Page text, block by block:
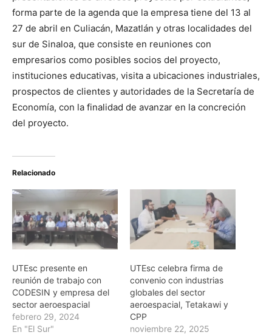
forma parte de la agenda que la empresa tiene del 13 al
27 de abril en Culiacán, Mazatlán y otras localidades del
sur de Sinaloa, que consiste en reuniones con
empresarios como posibles socios del proyecto,
instituciones educativas, visita a ubicaciones industriales,
prospectos de clientes y autoridades de la Secretaría de
Economía, con la finalidad de avanzar en la concreción
del proyecto.
Relacionado
UTEsc presente en
reunión de trabajo con
CODESIN y empresa del
sector aeroespacial
febrero 29, 2024
En "El Sur"
UTEsc celebra firma de
convenio con industrias
globales del sector
aeroespacial, Tetakawi y
CPP
noviembre 22, 2025